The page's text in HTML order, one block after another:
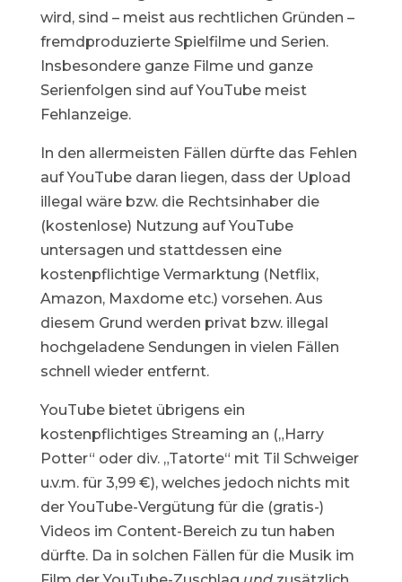
wird, sind – meist aus rechtlichen Gründen –
fremdproduzierte Spielfilme und Serien.
Insbesondere ganze Filme und ganze
Serienfolgen sind auf YouTube meist
Fehlanzeige.
In den allermeisten Fällen dürfte das Fehlen
auf YouTube daran liegen, dass der Upload
illegal wäre bzw. die Rechtsinhaber die
(kostenlose) Nutzung auf YouTube
untersagen und stattdessen eine
kostenpflichtige Vermarktung (Netflix,
Amazon, Maxdome etc.) vorsehen. Aus
diesem Grund werden privat bzw. illegal
hochgeladene Sendungen in vielen Fällen
schnell wieder entfernt.
YouTube bietet übrigens ein
kostenpflichtiges Streaming an („Harry
Potter“ oder div. „Tatorte“ mit Til Schweiger
u.v.m. für 3,99 €), welches jedoch nichts mit
der YouTube-Vergütung für die (gratis-)
Videos im Content-Bereich zu tun haben
dürfte. Da in solchen Fällen für die Musik im